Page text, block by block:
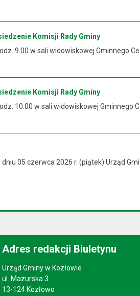
Komisji Rady Gminy
9.00 w sali widowiskowej Gminnego
Komisji Rady Gminy
10.00 w sali widowiskowej
05 czerwca 2026 r. (piątek) Urząd
Adres redakcji Biuletynu
Urząd Gminy w Kozłowie
ul. Mazurska 3
13-124 Kozłowo